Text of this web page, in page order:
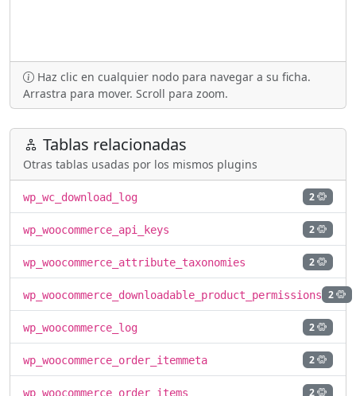
Haz clic en cualquier nodo para navegar a su ficha.
Arrastra para mover. Scroll para zoom.
Tablas relacionadas
Otras tablas usadas por los mismos plugins
wp_wc_download_log 2
wp_woocommerce_api_keys 2
wp_woocommerce_attribute_taxonomies 2
wp_woocommerce_downloadable_product_permissions 2
wp_woocommerce_log 2
wp_woocommerce_order_itemmeta 2
wp_woocommerce_order_items 2